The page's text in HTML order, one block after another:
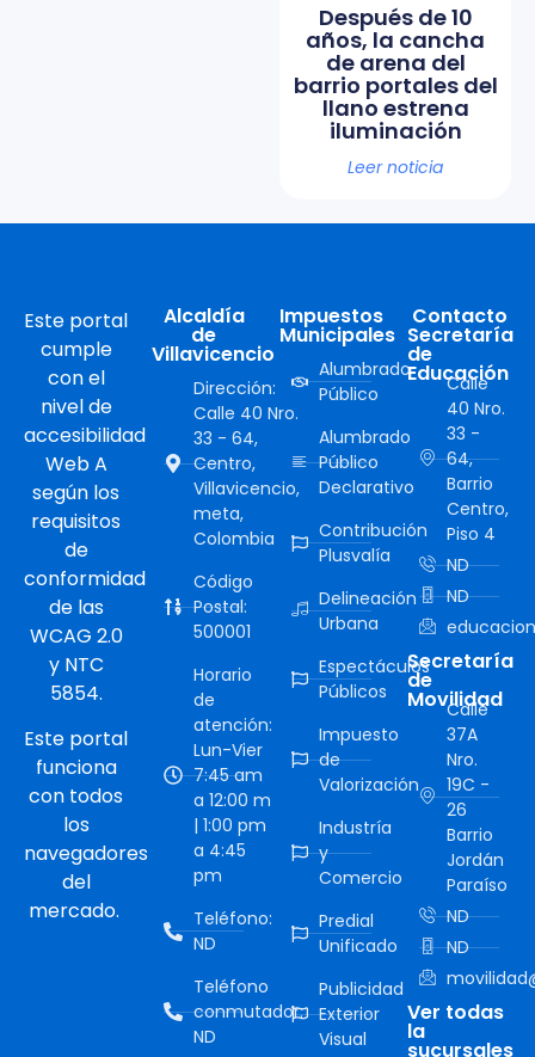
Después de 10
años, la cancha
de arena del
barrio portales del
llano estrena
iluminación
Leer noticia
Este portal
cumple
con el
nivel de
accesibilidad
Web A
según los
requisitos
de
conformidad
de las
WCAG 2.0
y NTC
5854.
Este portal
funciona
con todos
los
navegadores
del
mercado.
Alcaldía
de
Villavicencio
Dirección:
Calle 40 Nro.
33 - 64,
Centro,
Villavicencio,
meta,
Colombia
Código
Postal:
500001
Horario
de
atención:
Lun-Vier
7:45 am
a 12:00 m
| 1:00 pm
a 4:45
pm
Teléfono:
ND
Teléfono
conmutador:
ND
Impuestos
Municipales
Alumbrado
Público
Alumbrado
Público
Declarativo
Contribución
Plusvalía
Delineación
Urbana
Espectáculos
Públicos
Impuesto
de
Valorización
Industría
y
Comercio
Predial
Unificado
Publicidad
Exterior
Visual
Contacto
Secretaría
de
Educación
Calle
40 Nro.
33 -
64,
Barrio
Centro,
Piso 4
ND
ND
Secretaría
de
Movilidad
Calle
37A
Nro.
19C -
26
Barrio
Jordán
Paraíso
ND
ND
Ver todas
la
sucursales